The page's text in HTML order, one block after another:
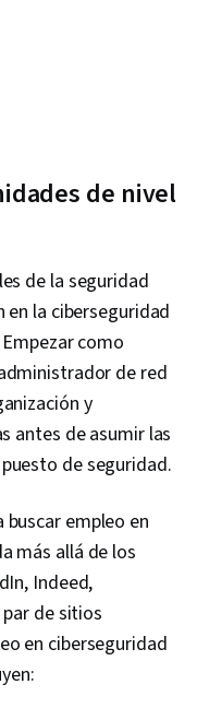
Strategy,
Database
Command-Line
Unix Shell, Linux
File I/O, Algorithms,
Principles,
Program
Networking,
Model, Virtual
Security, General
Cloud Computing,
Cyber Security
Framework, Data
Access Management,
Open Web
(OWASP), Risk
Risk Mitigation,
de nivel
de la seguridad
en la ciberseguridad
como
de red
y
antes de asumir las
de seguridad.
empleo en
más allá de los
Indeed,
de sitios
en ciberseguridad